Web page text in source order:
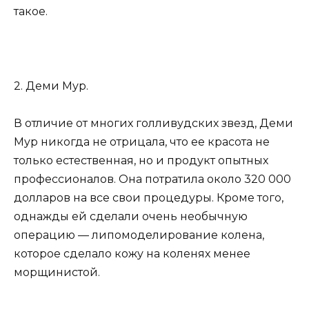
такое.
2. Деми Мур.
В отличие от многих голливудских звезд, Деми
Мур никогда не отрицала, что ее красота не
только естественная, но и продукт опытных
профессионалов. Она потратила около 320 000
долларов на все свои процедуры. Кроме того,
однажды ей сделали очень необычную
операцию — липомоделирование колена,
которое сделало кожу на коленях менее
морщинистой.